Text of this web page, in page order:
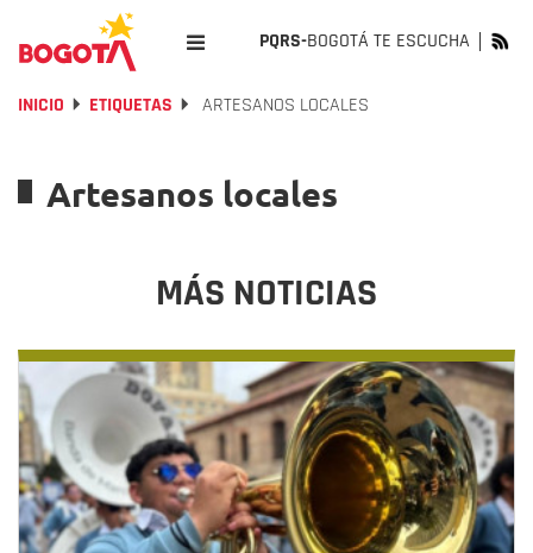
PQRS-BOGOTÁ TE ESCUCHA
INICIO ETIQUETAS ARTESANOS LOCALES
Artesanos locales
MÁS NOTICIAS